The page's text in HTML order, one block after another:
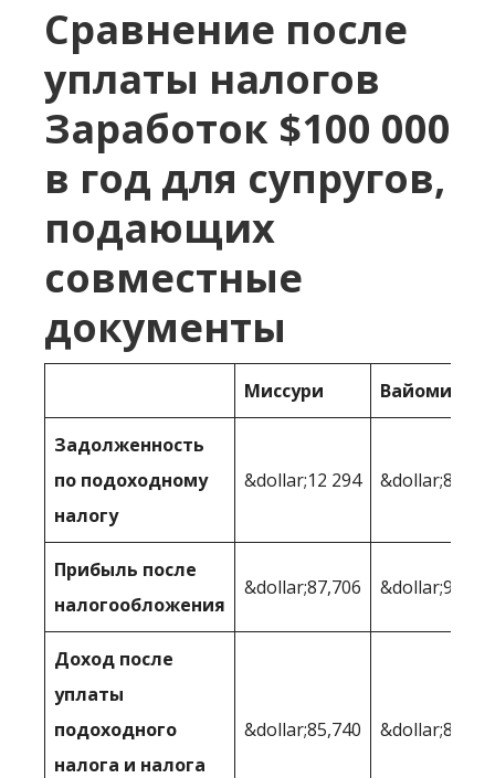
Сравнение после
уплаты налогов
Заработок $100 000
в год для супругов,
подающих
совместные
документы
Миссури Вайоминг
Задолженность
по подоходному
налогу
&dollar;12 294 &dollar;8 481
Прибыль после
налогообложения
&dollar;87,706
Доход после
уплаты
подоходного
налога и налога
&dollar;85,740 &dollar;89